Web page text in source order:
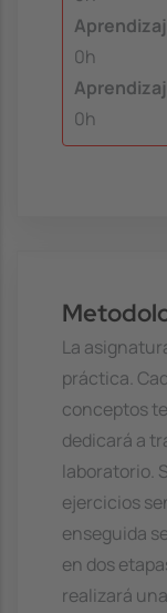
0h
0h
La
práctica.
conceptos
dedicará a
laboratorio.
ejercicios
enseguida
en dos
realizará